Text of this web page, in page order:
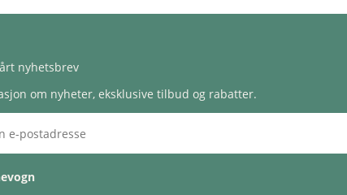
nyhetsbrev
om nyheter, eksklusive tilbud og rabatter.